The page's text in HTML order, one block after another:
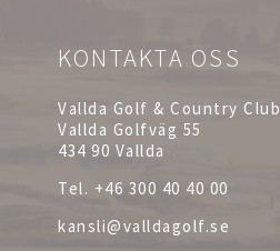
KONTAKTA OSS
Vallda Golf & Country Club
Vallda Golfväg 55
434 90 Vallda
Tel. +46 300 40 40 00
kansli@valldagolf.se